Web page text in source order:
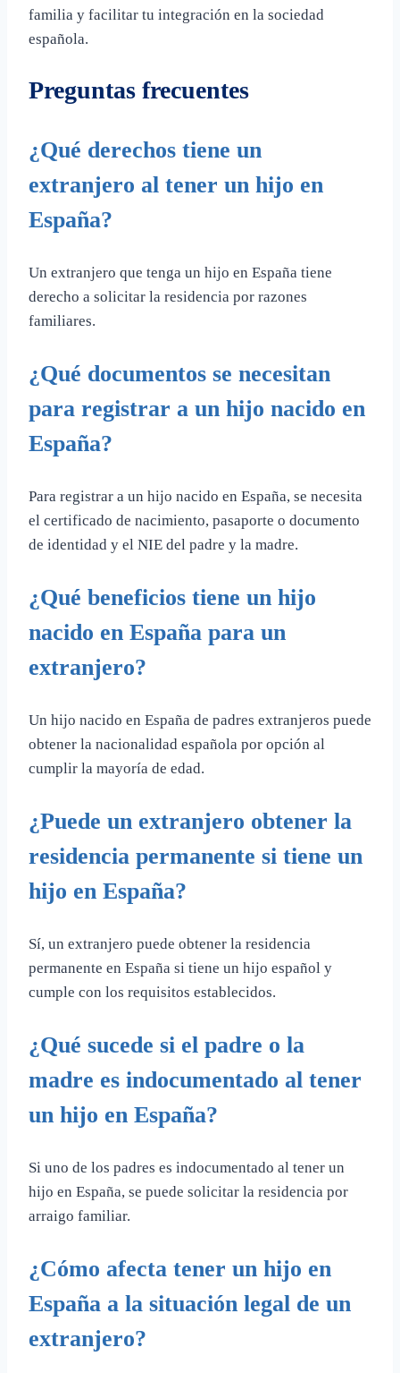
familia y facilitar tu integración en la sociedad
española.
Preguntas frecuentes
¿Qué derechos tiene un
extranjero al tener un hijo en
España?
Un extranjero que tenga un hijo en España tiene
derecho a solicitar la residencia por razones
familiares.
¿Qué documentos se necesitan
para registrar a un hijo nacido en
España?
Para registrar a un hijo nacido en España, se necesita
el certificado de nacimiento, pasaporte o documento
de identidad y el NIE del padre y la madre.
¿Qué beneficios tiene un hijo
nacido en España para un
extranjero?
Un hijo nacido en España de padres extranjeros puede
obtener la nacionalidad española por opción al
cumplir la mayoría de edad.
¿Puede un extranjero obtener la
residencia permanente si tiene un
hijo en España?
Sí, un extranjero puede obtener la residencia
permanente en España si tiene un hijo español y
cumple con los requisitos establecidos.
¿Qué sucede si el padre o la
madre es indocumentado al tener
un hijo en España?
Si uno de los padres es indocumentado al tener un
hijo en España, se puede solicitar la residencia por
arraigo familiar.
¿Cómo afecta tener un hijo en
España a la situación legal de un
extranjero?